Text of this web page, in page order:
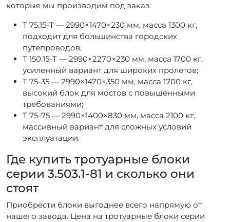
которые мы производим под заказ:
Т 75.15-Т — 2990×1470×230 мм, масса 1300 кг,
подходит для большинства городских
путепроводов;
Т 150.15-Т — 2990×2270×230 мм, масса 1700 кг,
усиленный вариант для широких пролетов;
Т 75-35 — 2990×1470×350 мм, масса 1700 кг,
высокий блок для мостов с повышенными
требованиями;
Т 75-75 — 2990×1400×830 мм, масса 2100 кг,
массивный вариант для сложных условий
эксплуатации.
Где купить тротуарные блоки
серии 3.503.1-81 и сколько они
стоят
Приобрести блоки выгоднее всего напрямую от
нашего завода. Цена на тротуарные блоки серии